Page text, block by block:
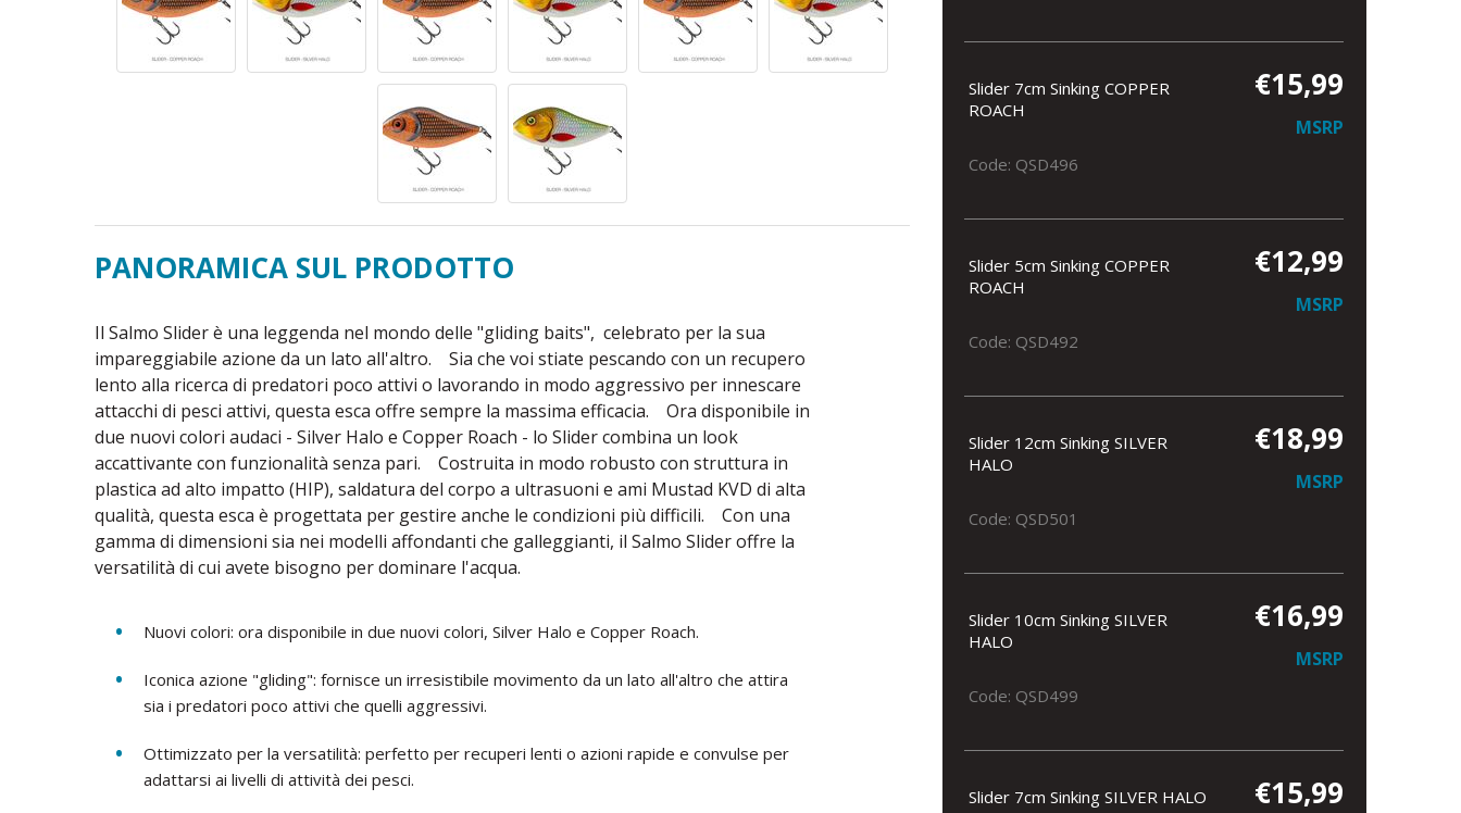
PANORAMICA SUL PRODOTTO
Il Salmo Slider è una leggenda nel mondo delle "gliding baits", celebrato per la sua
impareggiabile azione da un lato all'altro. Sia che voi stiate pescando con un recupero
lento alla ricerca di predatori poco attivi o lavorando in modo aggressivo per innescare
attacchi di pesci attivi, questa esca offre sempre la massima efficacia. Ora disponibile in
due nuovi colori audaci - Silver Halo e Copper Roach - lo Slider combina un look
accattivante con funzionalità senza pari. Costruita in modo robusto con struttura in
plastica ad alto impatto (HIP), saldatura del corpo a ultrasuoni e ami Mustad KVD di alta
qualità, questa esca è progettata per gestire anche le condizioni più difficili. Con una
gamma di dimensioni sia nei modelli affondanti che galleggianti, il Salmo Slider offre la
versatilità di cui avete bisogno per dominare l'acqua.
Nuovi colori: ora disponibile in due nuovi colori, Silver Halo e Copper Roach.
Iconica azione "gliding": fornisce un irresistibile movimento da un lato all'altro che attira
sia i predatori poco attivi che quelli aggressivi.
Ottimizzato per la versatilità: perfetto per recuperi lenti o azioni rapide e convulse per
adattarsi ai livelli di attività dei pesci.
Slider 7cm Sinking COPPER
ROACH
€15,99
MSRP
Code: QSD496
Slider 5cm Sinking COPPER
ROACH
€12,99
MSRP
Code: QSD492
Slider 12cm Sinking SILVER
HALO
€18,99
MSRP
Code: QSD501
Slider 10cm Sinking SILVER
HALO
€16,99
MSRP
Code: QSD499
Slider 7cm Sinking SILVER HALO €15,99